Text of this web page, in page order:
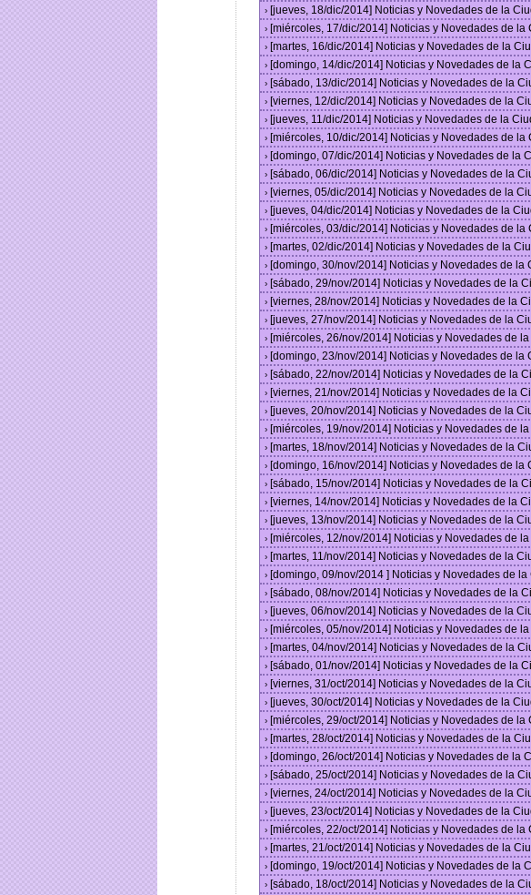
› [jueves, 18/dic/2014] Noticias y Novedades de la
› [miércoles, 17/dic/2014] Noticias y Novedades de la
› [martes, 16/dic/2014] Noticias y Novedades de la
› [domingo, 14/dic/2014] Noticias y Novedades de la
› [sábado, 13/dic/2014] Noticias y Novedades de la
› [viernes, 12/dic/2014] Noticias y Novedades de la
› [jueves, 11/dic/2014] Noticias y Novedades de la
› [miércoles, 10/dic/2014] Noticias y Novedades de la
› [domingo, 07/dic/2014] Noticias y Novedades de la
› [sábado, 06/dic/2014] Noticias y Novedades de la
› [viernes, 05/dic/2014] Noticias y Novedades de la
› [jueves, 04/dic/2014] Noticias y Novedades de la
› [miércoles, 03/dic/2014] Noticias y Novedades de la
› [martes, 02/dic/2014] Noticias y Novedades de la
› [domingo, 30/nov/2014] Noticias y Novedades de la
› [sábado, 29/nov/2014] Noticias y Novedades de la
› [viernes, 28/nov/2014] Noticias y Novedades de la
› [jueves, 27/nov/2014] Noticias y Novedades de la
› [miércoles, 26/nov/2014] Noticias y Novedades de
› [domingo, 23/nov/2014] Noticias y Novedades de la
› [sábado, 22/nov/2014] Noticias y Novedades de la
› [viernes, 21/nov/2014] Noticias y Novedades de la
› [jueves, 20/nov/2014] Noticias y Novedades de la
› [miércoles, 19/nov/2014] Noticias y Novedades de
› [martes, 18/nov/2014] Noticias y Novedades de la
› [domingo, 16/nov/2014] Noticias y Novedades de la
› [sábado, 15/nov/2014] Noticias y Novedades de la
› [viernes, 14/nov/2014] Noticias y Novedades de la
› [jueves, 13/nov/2014] Noticias y Novedades de la
› [miércoles, 12/nov/2014] Noticias y Novedades de
› [martes, 11/nov/2014] Noticias y Novedades de la
› [domingo, 09/nov/2014 ] Noticias y Novedades de
› [sábado, 08/nov/2014] Noticias y Novedades de la
› [jueves, 06/nov/2014] Noticias y Novedades de la
› [miércoles, 05/nov/2014] Noticias y Novedades de
› [martes, 04/nov/2014] Noticias y Novedades de la
› [sábado, 01/nov/2014] Noticias y Novedades de la
› [viernes, 31/oct/2014] Noticias y Novedades de la
› [jueves, 30/oct/2014] Noticias y Novedades de la
› [miércoles, 29/oct/2014] Noticias y Novedades de la
› [martes, 28/oct/2014] Noticias y Novedades de la
› [domingo, 26/oct/2014] Noticias y Novedades de la
› [sábado, 25/oct/2014] Noticias y Novedades de la
› [viernes, 24/oct/2014] Noticias y Novedades de la
› [jueves, 23/oct/2014] Noticias y Novedades de la
› [miércoles, 22/oct/2014] Noticias y Novedades de la
› [martes, 21/oct/2014] Noticias y Novedades de la
› [domingo, 19/oct/2014] Noticias y Novedades de la
› [sábado, 18/oct/2014] Noticias y Novedades de la